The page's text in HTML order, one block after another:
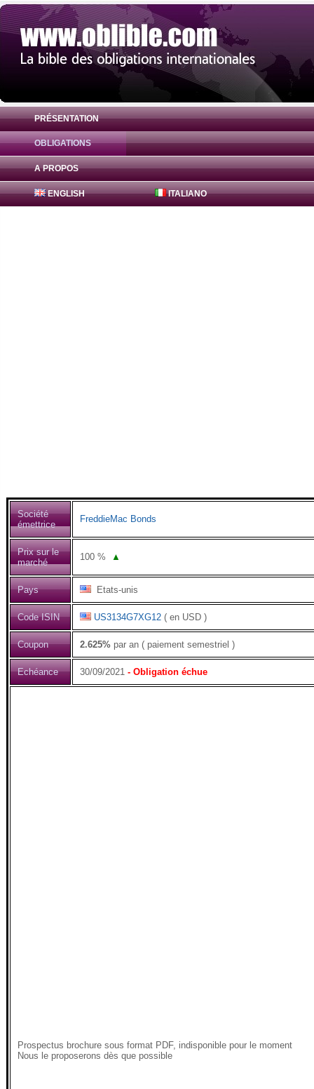
PRÉSENTATION
OBLIGATIONS
A PROPOS
ENGLISH ITALIANO
Obligation FreddieMac Bonds 2.625% (
Société
émettrice
FreddieMac Bonds
Prix sur le
marché
100 % ▲
Pays Etats-unis
Code ISIN US3134G7XG12 ( en USD )
Coupon 2.625% par an ( paiement semestriel )
Echéance 30/09/2021 - Obligation échue
Prospectus brochure sous format PDF, indisponible pour le moment
Nous le proposerons dès que possible